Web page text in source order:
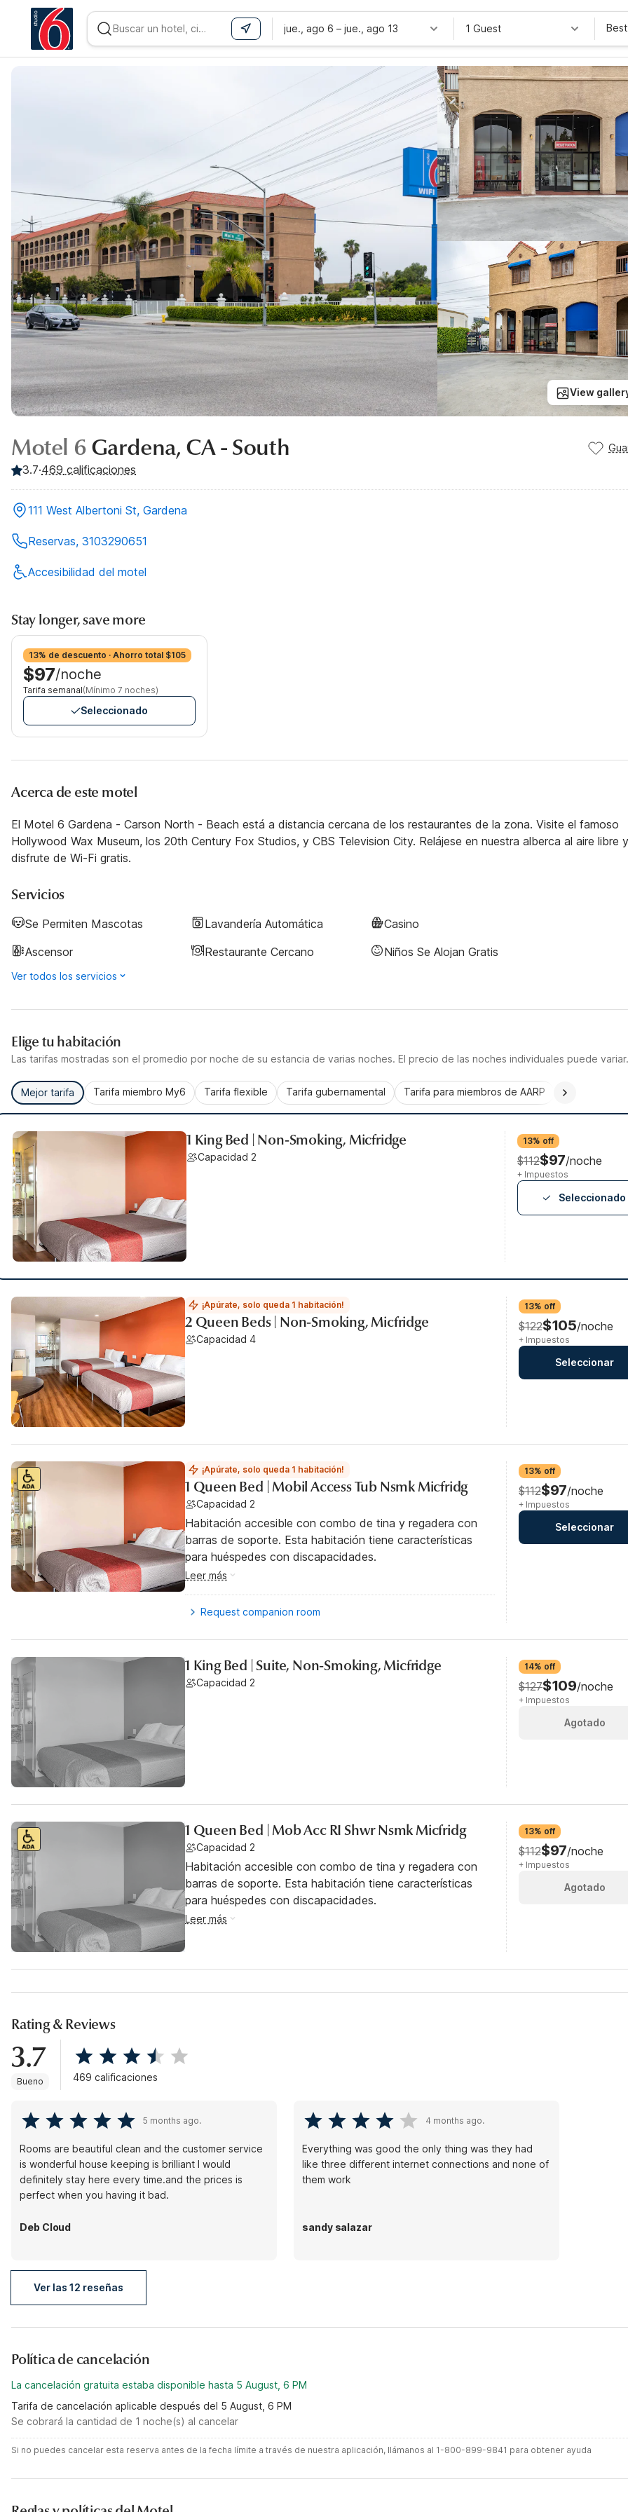
jue., ago 6 – jue., ago 13 1 Guest
View
Motel 6 Gardena, CA - South
3.7·469 calificaciones
111 West Albertoni St, Gardena
Reservas, 3103290651
Accesibilidad del motel
Stay longer, save more
13% de descuento · Ahorro total $105
$97/noche
Tarifa semanal(Mínimo 7 noches)
Seleccionado
Acerca de este motel
El Motel 6 Gardena - Carson North - Beach está a distancia cercana de los restaurantes de la zona. Visite el famoso
Hollywood Wax Museum, los 20th Century Fox Studios, y CBS Television City. Relájese en nuestra alberca al aire libre y
disfrute de Wi-Fi gratis.
Servicios
Se Permiten Mascotas Lavandería Automática
Casino
Ascensor
Restaurante Cercano Niños Se Alojan Gratis
Ver todos los servicios
Elige tu habitación
Las tarifas mostradas son el promedio por noche de su estancia de varias noches. El precio de las noches individuales puede variar.
Mejor tarifa Tarifa miembro My6 Tarifa flexible Tarifa gubernamental Tarifa para miembros de AARP
1 King Bed | Non-Smoking, Micfridge
Capacidad 2
13% off
$112$97/noche
+ Impuestos
Seleccionado
¡Apúrate, solo queda 1 habitación!
2 Queen Beds | Non-Smoking, Micfridge
Capacidad 4
13% off
$122$105/noche
+ Impuestos
Seleccionar
¡Apúrate, solo queda 1 habitación!
1 Queen Bed | Mobil Access Tub Nsmk Micfridg
Capacidad 2
Habitación accesible con combo de tina y regadera con
barras de soporte. Esta habitación tiene características
para huéspedes con discapacidades.
Leer más
Request companion room
13% off
$112$97/noche
+ Impuestos
Seleccionar
1 King Bed | Suite, Non-Smoking, Micfridge
Capacidad 2
14% off
$127$109/noche
+ Impuestos
Agotado
1 Queen Bed | Mob Acc RI Shwr Nsmk Micfridg
Capacidad 2
Habitación accesible con combo de tina y regadera con
barras de soporte. Esta habitación tiene características
para huéspedes con discapacidades.
Leer más
13% off
$112$97/noche
+ Impuestos
Agotado
Rating & Reviews
3.7
Bueno 469 calificaciones
5 months ago.
Rooms are beautiful clean and the customer service
is wonderful house keeping is brilliant I would
definitely stay here every time.and the prices is
perfect when you having it bad.
Deb Cloud
4 months ago.
Everything was good the only thing was they had
like three different internet connections and none of
them work
sandy salazar
Ver las 12 reseñas
Política de cancelación
La cancelación gratuita estaba disponible hasta 5 August, 6 PM
Tarifa de cancelación aplicable después del 5 August, 6 PM
Se cobrará la cantidad de 1 noche(s) al cancelar
Si no puedes cancelar esta reserva antes de la fecha límite a través de nuestra aplicación, llámanos al 1-800-899-9841 para obtener ayuda